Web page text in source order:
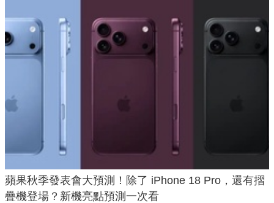
蘋果秋季發表會大預測！除了 iPhone 18 Pro，還有摺
疊機登場？新機亮點預測一次看